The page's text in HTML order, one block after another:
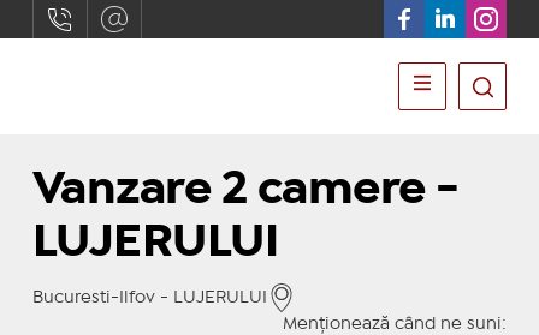
Vanzare 2 camere -
LUJERULUI
Bucuresti-Ilfov - LUJERULUI
Menționează când ne suni: